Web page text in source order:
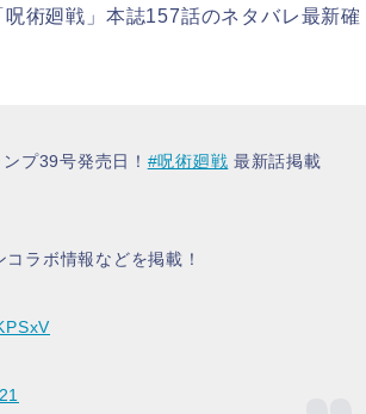
術廻戦」本誌157話のネタバレ最新確
プ39号発売日！ #呪術廻戦 最新話掲載
ラボ情報などを掲載！